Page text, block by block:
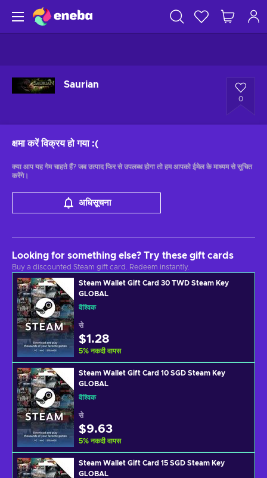
Saurian
0
क्षमा करें विक्रय हो गया :(
क्या आप यह गेम चाहते हैं? जब उत्पाद फिर से उपलब्ध होगा तो हम आपको ईमेल के माध्यम से सूचित
करेंगे।
अधिसूचना
Looking for something else? Try these gift cards
Buy a discounted Steam gift card. Redeem instantly.
Steam Wallet Gift Card 30 TWD Steam Key
GLOBAL
वैश्विक
से
$1.28
5% नकदी वापस
Steam Wallet Gift Card 10 SGD Steam Key
GLOBAL
वैश्विक
से
$9.63
5% नकदी वापस
Steam Wallet Gift Card 15 SGD Steam Key
GLOBAL